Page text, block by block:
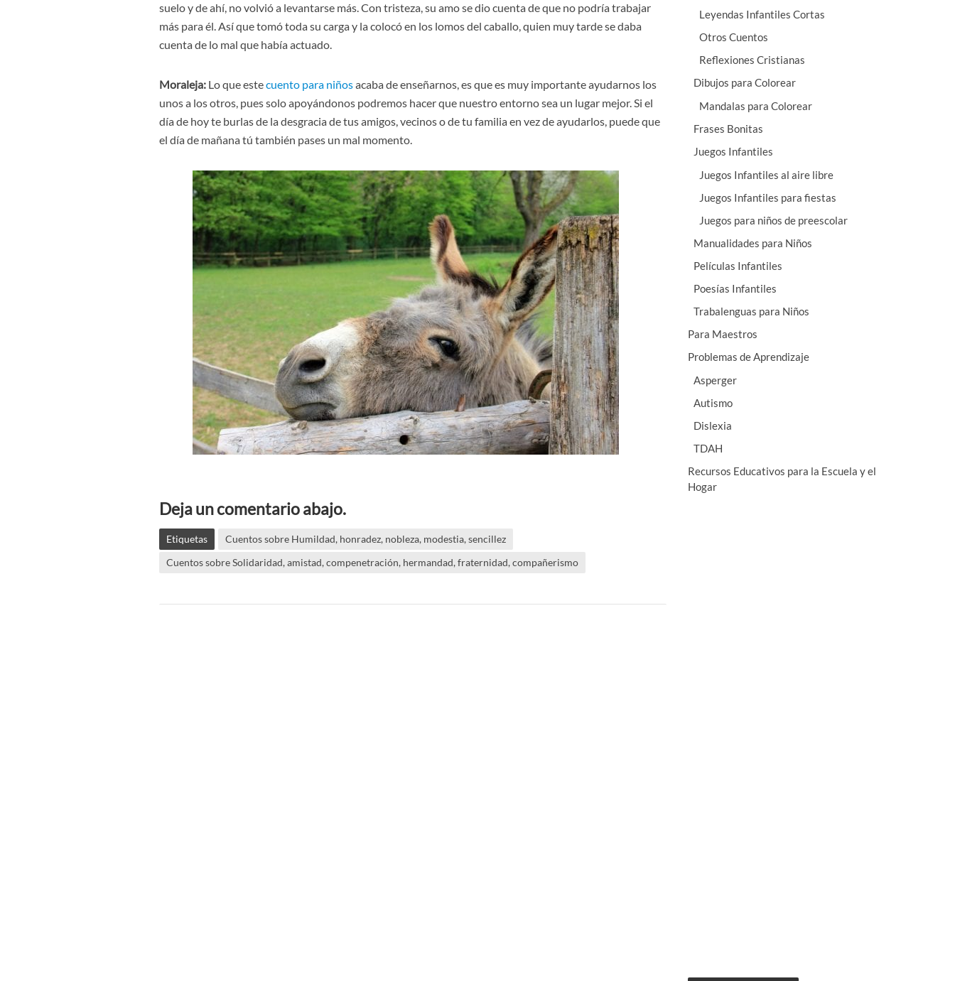
suelo y de ahí, no volvió a levantarse más. Con tristeza, su amo se dio cuenta de que no podría trabajar
más para él. Así que tomó toda su carga y la colocó en los lomos del caballo, quien muy tarde se daba
cuenta de lo mal que había actuado.
Moraleja: Lo que estecuento para niñosacaba de enseñarnos, es que es muy importante ayudarnos los
unos a los otros, pues solo apoyándonos podremos hacer que nuestro entorno sea un lugar mejor. Si el
día de hoy te burlas de la desgracia de tus amigos, vecinos o de tu familia en vez de ayudarlos, puede que
el día de mañana tú también pases un mal momento.
Deja un comentario abajo.
Etiquetas
Cuentos sobre Humildad, honradez, nobleza, modestia, sencillez
Cuentos sobre Solidaridad, amistad, compenetración, hermandad, fraternidad, compañerismo
Leyendas Infantiles Cortas
Otros Cuentos
Reflexiones Cristianas
Dibujos para Colorear
Mandalas para Colorear
Frases Bonitas
Juegos Infantiles
Juegos Infantiles al aire libre
Juegos Infantiles para fiestas
Juegos para niños de preescolar
Manualidades para Niños
Películas Infantiles
Poesías Infantiles
Trabalenguas para Niños
Para Maestros
Problemas de Aprendizaje
Asperger
Autismo
Dislexia
TDAH
Recursos Educativos para la Escuela y el
Hogar